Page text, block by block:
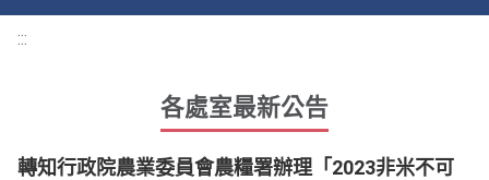
:::
各處室最新公告
轉知行政院農業委員會農糧署辦理「2023非米不可